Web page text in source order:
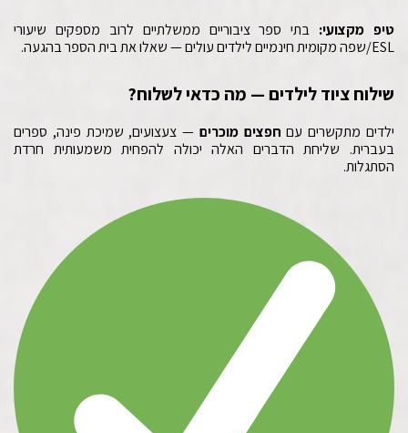
טיפ מקצועי: בתי ספר ציבוריים ממשלתיים לרוב מספקים שיעורי
ESL/שפה מקומית חינמיים לילדים עולים — שאלו את בית הספר בהגעה.
שילוח ציוד לילדים — מה כדאי לשלוח?
ילדים מתקשרים עם חפצים מוכרים — צעצועים, שמיכת פינה, ספרים
בעברית. שליחת הדברים האלה יכולה להפחית משמעותית חרדת
הסתגלות.